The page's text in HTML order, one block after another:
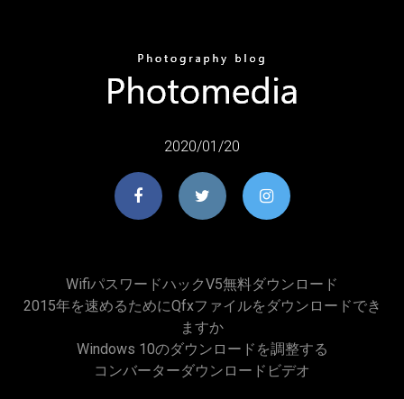
2020/01/20
Wifiパスワードハックv5無料ダウンロード
2015年を速めるためにqfxファイルをダウンロードでき
ますか
Windows 10のダウンロードを調整する
コンバーターダウンロードビデオ